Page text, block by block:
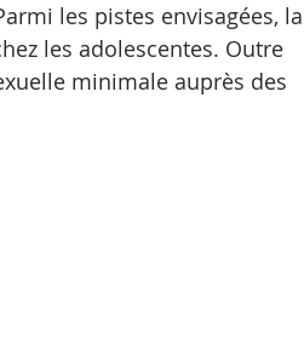
les pistes envisagées, la
les adolescentes. Outre
minimale auprès des